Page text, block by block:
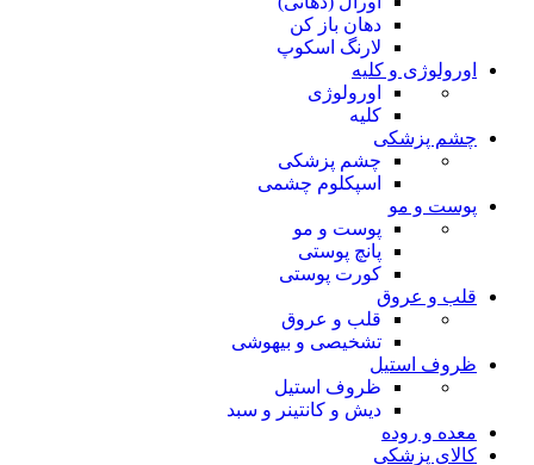
دهان باز کن
لارنگ اسکوپ
اورولوژی و کلیه
اورولوژی
کلیه
چشم پزشکی
چشم پزشکی
اسپکلوم چشمی
پوست و مو
پوست و مو
پانچ پوستی
کورت پوستی
قلب و عروق
قلب و عروق
تشخیصی و بیهوشی
ظروف استیل
ظروف استیل
دیش و کانتینر و سبد
معده و روده
کالای پزشکی